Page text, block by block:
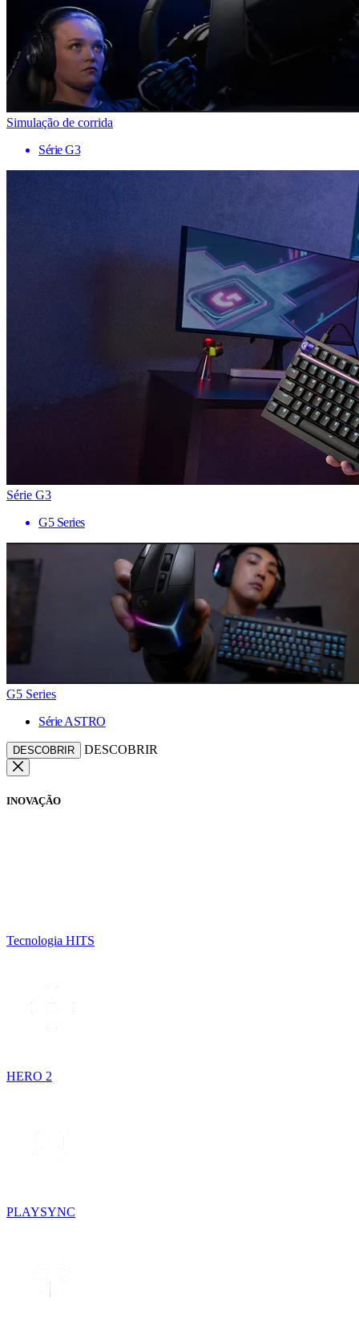
Simulação de corrida
Série G3
Série G3
G5 Series
G5 Series
Série ASTRO
DESCOBRIR DESCOBRIR
INOVAÇÃO
Tecnologia HITS
HERO 2
PLAYSYNC